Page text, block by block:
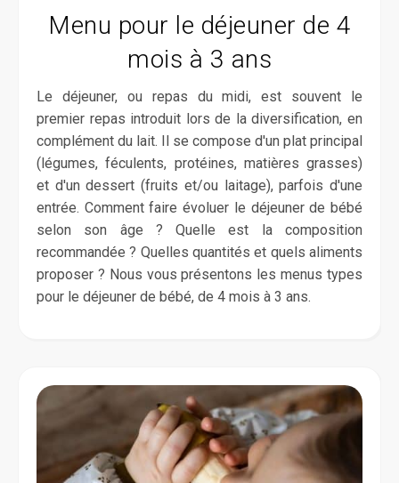
Menu pour le déjeuner de 4
mois à 3 ans
Le déjeuner, ou repas du midi, est souvent le
premier repas introduit lors de la diversification, en
complément du lait. Il se compose d'un plat principal
(légumes, féculents, protéines, matières grasses)
et d'un dessert (fruits et/ou laitage), parfois d'une
entrée. Comment faire évoluer le déjeuner de bébé
selon son âge ? Quelle est la composition
recommandée ? Quelles quantités et quels aliments
proposer ? Nous vous présentons les menus types
pour le déjeuner de bébé, de 4 mois à 3 ans.